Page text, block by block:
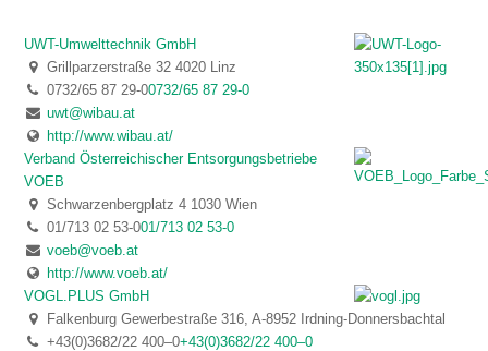
UWT-Umwelttechnik GmbH
Grillparzerstraße 32 4020 Linz
0732/65 87 29-00732/65 87 29-0
uwt@wibau.at
http://www.wibau.at/
Verband Österreichischer Entsorgungsbetriebe
VOEB
Schwarzenbergplatz 4 1030 Wien
01/713 02 53-001/713 02 53-0
voeb@voeb.at
http://www.voeb.at/
VOGL.PLUS GmbH
Falkenburg Gewerbestraße 316, A-8952 Irdning-Donnersbachtal
+43(0)3682/22 400–0+43(0)3682/22 400–0